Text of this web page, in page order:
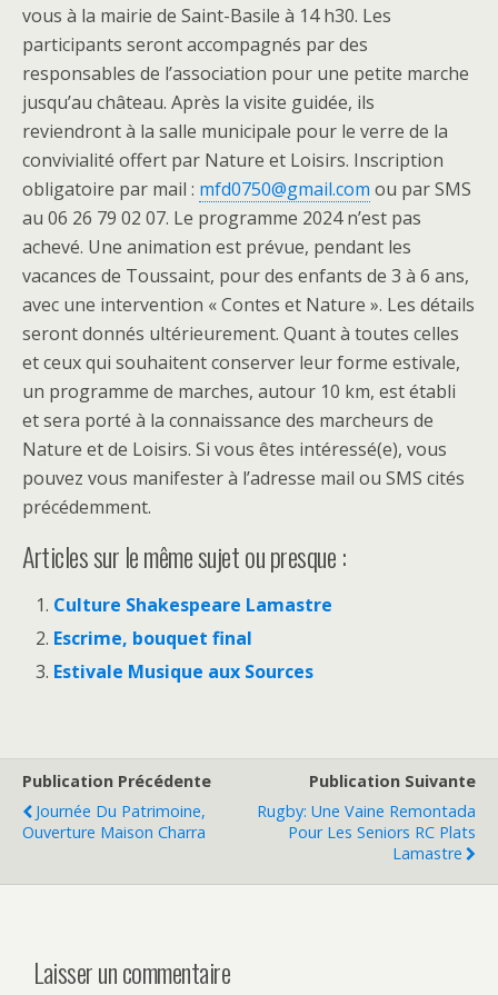
vous à la mairie de Saint-Basile à 14 h30. Les
participants seront accompagnés par des
responsables de l’association pour une petite marche
jusqu’au château. Après la visite guidée, ils
reviendront à la salle municipale pour le verre de la
convivialité offert par Nature et Loisirs. Inscription
obligatoire par mail : mfd0750@gmail.com ou par SMS
au 06 26 79 02 07. Le programme 2024 n’est pas
achevé. Une animation est prévue, pendant les
vacances de Toussaint, pour des enfants de 3 à 6 ans,
avec une intervention « Contes et Nature ». Les détails
seront donnés ultérieurement. Quant à toutes celles
et ceux qui souhaitent conserver leur forme estivale,
un programme de marches, autour 10 km, est établi
et sera porté à la connaissance des marcheurs de
Nature et de Loisirs. Si vous êtes intéressé(e), vous
pouvez vous manifester à l’adresse mail ou SMS cités
précédemment.
Articles sur le même sujet ou presque :
Culture Shakespeare Lamastre
Escrime, bouquet final
Estivale Musique aux Sources
Publication Précédente
Journée Du Patrimoine,
Ouverture Maison Charra
Publication Suivante
Rugby: Une Vaine Remontada
Pour Les Seniors RC Plats
Lamastre
Laisser un commentaire